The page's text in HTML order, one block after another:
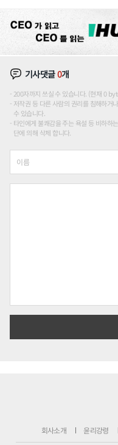
기사댓글0개
200자까지 쓰실 수 있습니다. (현재 0
저작권 등 다른 사람의 권리를 침해하거
수 있습니다.
타인에게 불쾌감을 주는 욕설 등 비하하
단에 의해 삭제 합니다.
회사소개 윤리강령